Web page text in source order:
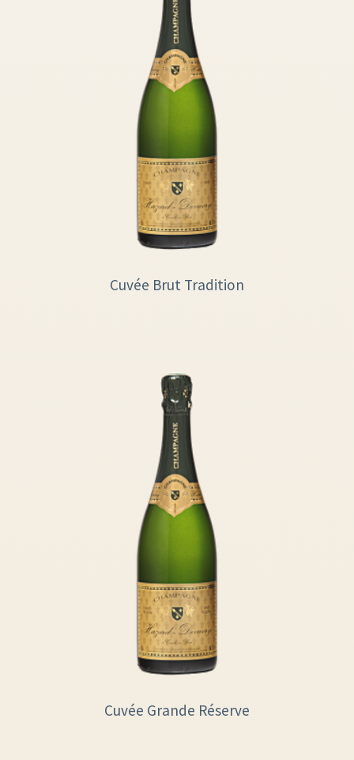
Cuvée Brut Tradition
Cuvée Grande Réserve